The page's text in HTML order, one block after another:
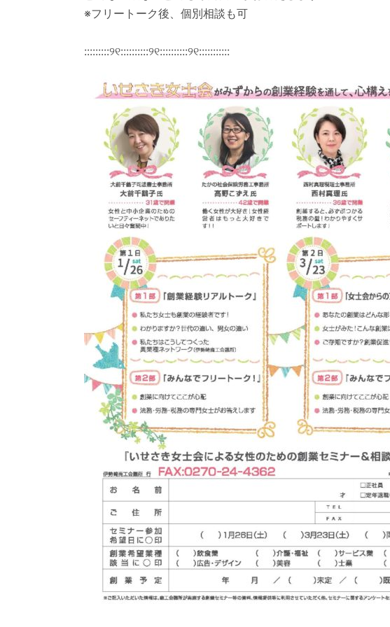
※フリートーク後、個別相談も可
:::::::::୨୧::::::::::୨୧::::::::::୨୧:::::::::::